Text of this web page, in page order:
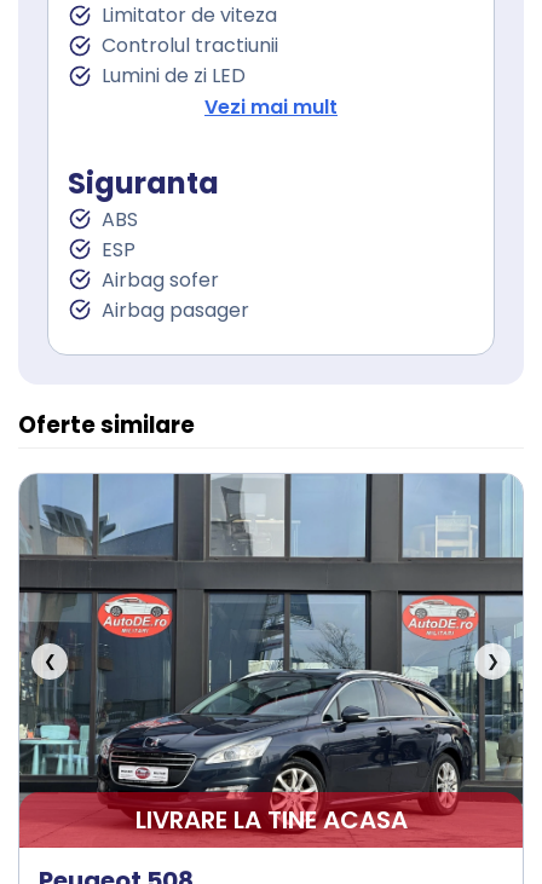
Limitator de viteza
Controlul tractiunii
Lumini de zi LED
Proiectoare ceata
Vezi mai mult
Siguranta
ABS
ESP
Airbag sofer
Airbag pasager
Oferte similare
❮ ❯
LIVRARE LA TINE ACASA